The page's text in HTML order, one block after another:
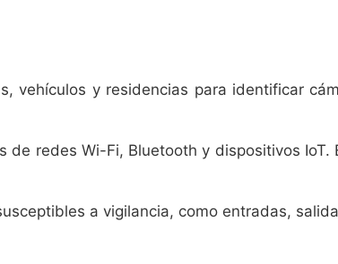
vehículos y residencias para identificar
de redes Wi-Fi, Bluetooth y dispositivos
a vigilancia, como entradas,